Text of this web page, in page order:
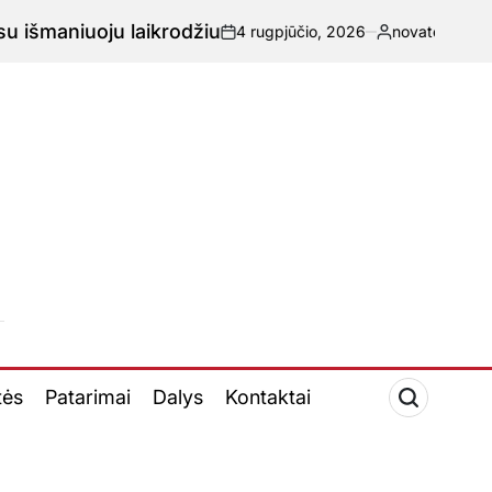
laikrodžiu-
4 rugpjūčio, 2026
Paskelbta
novatech.lt
Patarimai Dalys Kontaktai